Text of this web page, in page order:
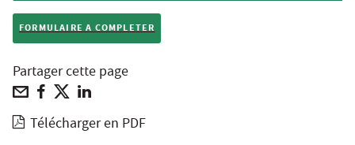
FORMULAIRE A COMPLETER
Partager cette page
Télécharger en PDF